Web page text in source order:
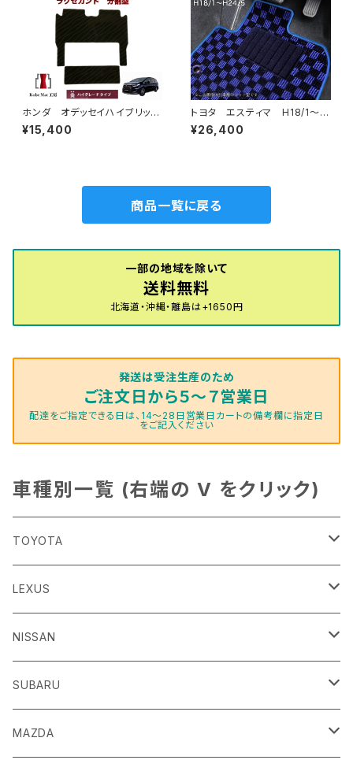
ホンダ オデッセイハイブリッ
ド e:HEV R5/12〜 RC5
ラグセカンド ラグマット 2列
¥15,400
トヨタ エスティマ H18/1〜H
24/5（前期） 50系 フロアマ
ット一式 カーマット スタンダ
¥26,400
商品一覧に戻る
一部の地域を除いて
送料無料
北海道・沖縄・離島は+1650円
発送は受注生産のため
ご注文日から５～７営業日
配達をご指定できる日は、14～28日営業日カートの備考欄に指定日
をご記入ください
車種別一覧 (右端の V をクリック)
TOYOTA
86
H24/4～R3/8 ZN6
GR86
R3/10～ ZN8
ｂＢ
H17/12～H28/8 20系
ｂZ４X
LEXUS
ＣＴ
H23/1～R4/11
ＥＳ
H30/10～
ＧＳ
NISSAN
ＡＤ
H18/12～ Y12
ＧＴ－Ｒ
SUBARU
ＢＲＺ
MAZDA